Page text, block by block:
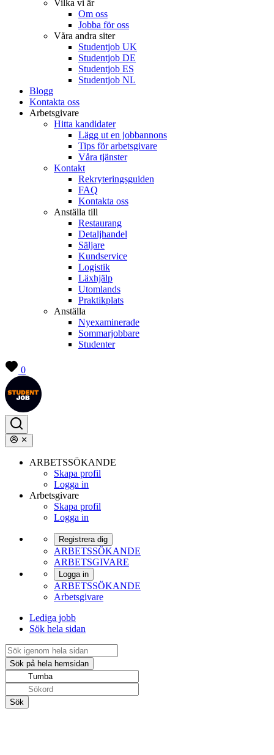
Vilka vi är
Om oss
Jobba för oss
Våra andra siter
Studentjob UK
Studentjob DE
Studentjob ES
Studentjob NL
Blogg
Kontakta oss
Arbetsgivare
Hitta kandidater
Lägg ut en jobbannons
Tips för arbetsgivare
Våra tjänster
Kontakt
Rekryteringsguiden
FAQ
Kontakta oss
Anställa till
Restaurang
Detaljhandel
Säljare
Kundservice
Logistik
Läxhjälp
Utomlands
Praktikplats
Anställa
Nyexaminerade
Sommarjobbare
Studenter
0
ARBETSSÖKANDE
Skapa profil
Logga in
Arbetsgivare
Skapa profil
Logga in
Registrera dig
ARBETSSÖKANDE
ARBETSGIVARE
Logga in
ARBETSSÖKANDE
Arbetsgivare
Lediga jobb
Sök hela sidan